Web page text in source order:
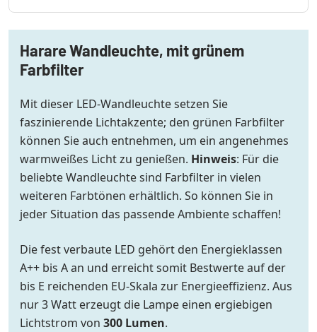
Harare Wandleuchte, mit grünem
Farbfilter
Mit dieser LED-Wandleuchte setzen Sie
faszinierende Lichtakzente; den grünen Farbfilter
können Sie auch entnehmen, um ein angenehmes
warmweißes Licht zu genießen. Hinweis: Für die
beliebte Wandleuchte sind Farbfilter in vielen
weiteren Farbtönen erhältlich. So können Sie in
jeder Situation das passende Ambiente schaffen!
Die fest verbaute LED gehört den Energieklassen
A++ bis A an und erreicht somit Bestwerte auf der
bis E reichenden EU-Skala zur Energieeffizienz. Aus
nur 3 Watt erzeugt die Lampe einen ergiebigen
Lichtstrom von 300 Lumen.